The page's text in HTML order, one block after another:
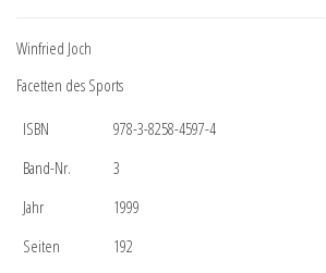
Winfried Joch
Facetten des Sports
ISBN
978-3-8258-4597-4
Band-Nr.
3
Jahr
1999
Seiten
192